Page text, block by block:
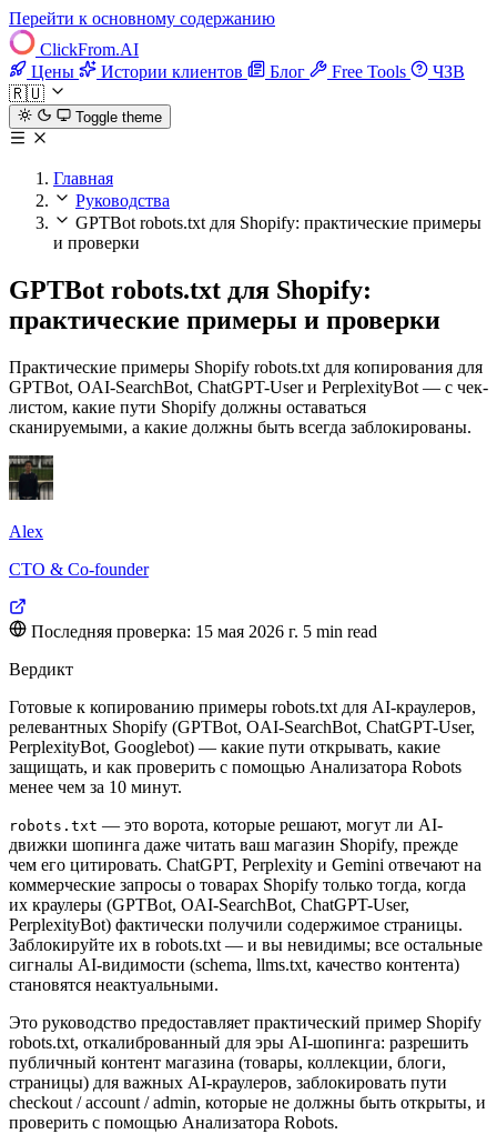
Перейти к основному содержанию
ClickFrom.AI
Цены
Истории клиентов Блог Free Tools
ЧЗВ
🇷🇺
Toggle theme
Главная
Руководства
GPTBot robots.txt для Shopify: практические примеры
и проверки
GPTBot robots.txt для Shopify:
практические примеры и проверки
Практические примеры Shopify robots.txt для копирования для
GPTBot, OAI-SearchBot, ChatGPT-User и PerplexityBot — с чек-
листом, какие пути Shopify должны оставаться
сканируемыми, а какие должны быть всегда заблокированы.
Alex
CTO & Co-founder
Последняя проверка: 15 мая 2026 г. 5 min read
Вердикт
Готовые к копированию примеры robots.txt для AI-краулеров,
релевантных Shopify (GPTBot, OAI-SearchBot, ChatGPT-User,
PerplexityBot, Googlebot) — какие пути открывать, какие
защищать, и как проверить с помощью Анализатора Robots
менее чем за 10 минут.
robots.txt — это ворота, которые решают, могут ли AI-
движки шопинга даже читать ваш магазин Shopify, прежде
чем его цитировать. ChatGPT, Perplexity и Gemini отвечают на
коммерческие запросы о товарах Shopify только тогда, когда
их краулеры (GPTBot, OAI-SearchBot, ChatGPT-User,
PerplexityBot) фактически получили содержимое страницы.
Заблокируйте их в robots.txt — и вы невидимы; все остальные
сигналы AI-видимости (schema, llms.txt, качество контента)
становятся неактуальными.
Это руководство предоставляет практический пример Shopify
robots.txt, откалиброванный для эры AI-шопинга: разрешить
публичный контент магазина (товары, коллекции, блоги,
страницы) для важных AI-краулеров, заблокировать пути
checkout / account / admin, которые не должны быть открыты, и
проверить с помощью Анализатора Robots.